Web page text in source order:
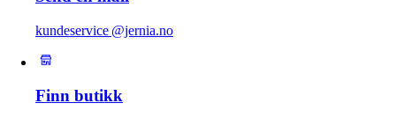
kundeservice @jernia.no
Finn butikk